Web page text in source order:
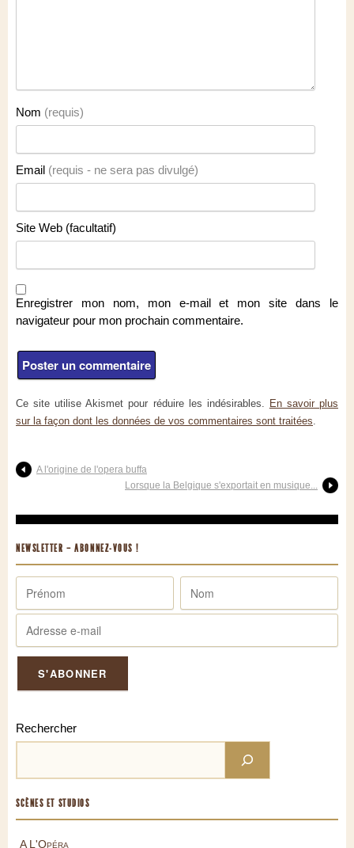
Nom (requis)
Email (requis - ne sera pas divulgé)
Site Web (facultatif)
Enregistrer mon nom, mon e-mail et mon site dans le
navigateur pour mon prochain commentaire.
Ce site utilise Akismet pour réduire les indésirables. En savoir plus
sur la façon dont les données de vos commentaires sont traitées.
A l'origine de l'opera buffa
Lorsque la Belgique s'exportait en musique...
NEWSLETTER – ABONNEZ-VOUS !
Rechercher
SCÈNES ET STUDIOS
A L'Opéra